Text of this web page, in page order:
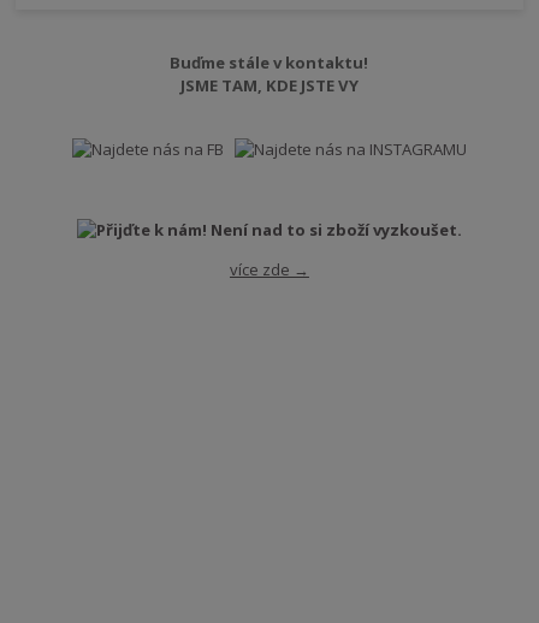
Buďme stále v kontaktu!
JSME TAM, KDE JSTE VY
více zde →